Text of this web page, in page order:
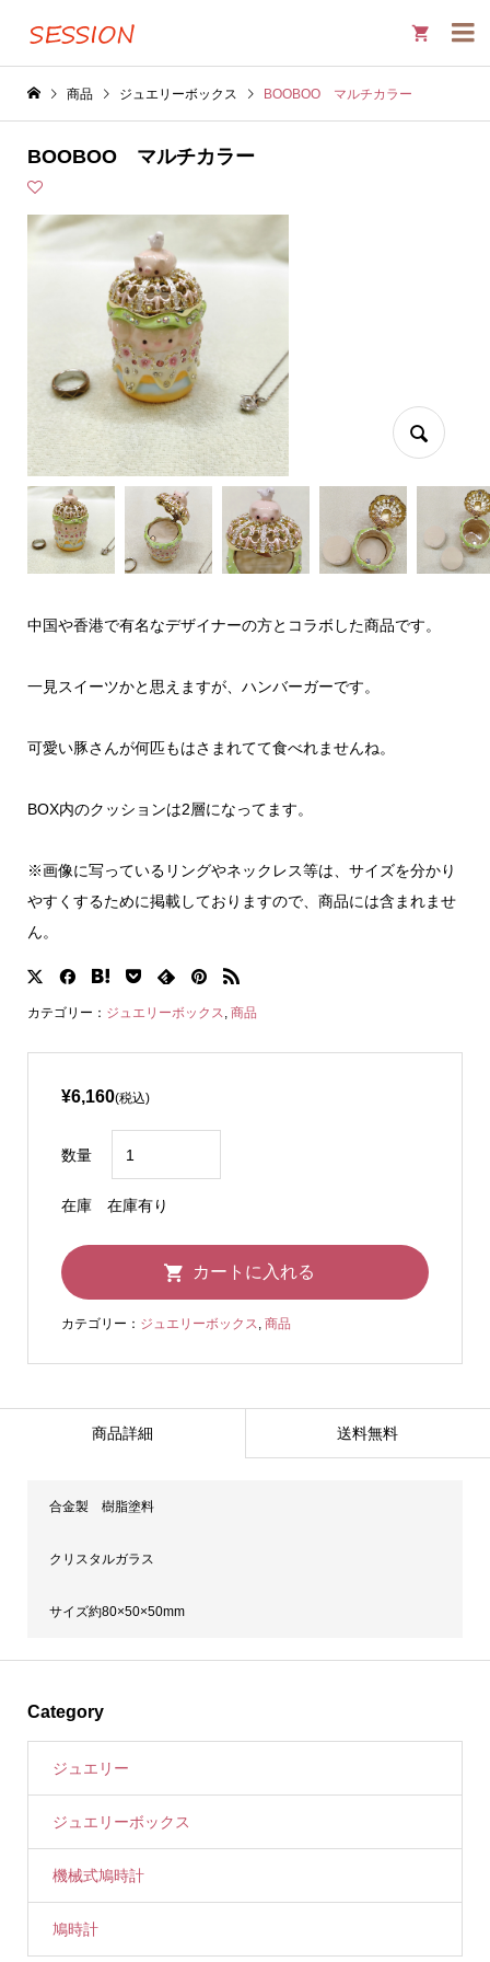

商品 ジュエリーボックス BOOBOO マルチカラー
BOOBOO マルチカラー
中国や香港で有名なデザイナーの方とコラボした商品です。
一見スイーツかと思えますが、ハンバーガーです。
可愛い豚さんが何匹もはさまれてて食べれませんね。
BOX内のクッションは2層になってます。
※画像に写っているリングやネックレス等は、サイズを分かり
やすくするために掲載しておりますので、商品には含まれませ
ん。
カテゴリー： ジュエリーボックス, 商品
¥6,160(税込)
数量
在庫 在庫有り
カテゴリー： ジュエリーボックス, 商品
商品詳細 送料無料
合金製 樹脂塗料
クリスタルガラス
サイズ約80×50×50mm
Category
ジュエリー
ジュエリーボックス
機械式鳩時計
鳩時計